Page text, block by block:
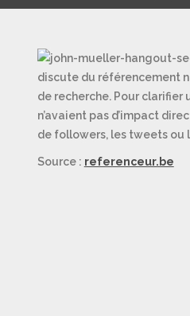
discute du référencement
de recherche. Pour clarifier
n’avaient pas d’impact
de followers, les tweets ou
Source : referenceur.be